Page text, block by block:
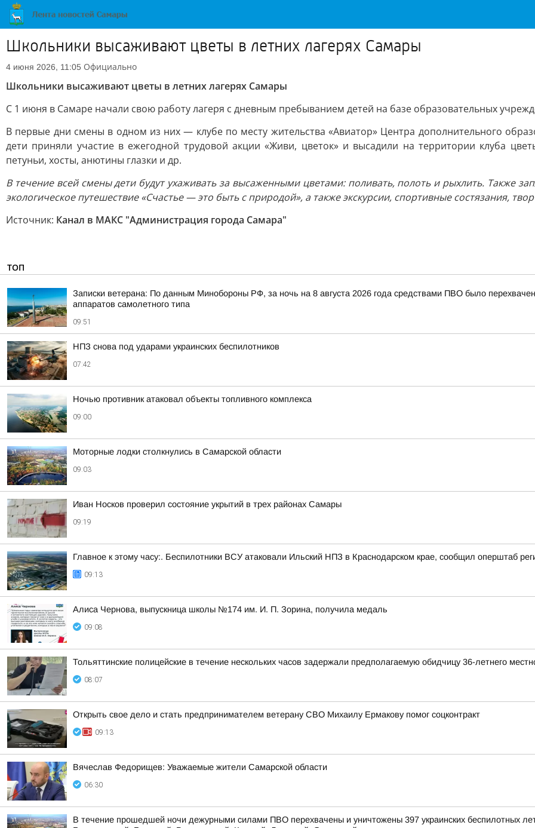
Школьники высаживают цветы в летних лагерях Самары
4 июня 2026, 11:05 Официально
Школьники высаживают цветы в летних лагерях Самары
С 1 июня в Самаре начали свою работу лагеря с дневным пребыванием детей на базе образовательных
В первые дни смены в одном из них — клубе по месту жительства «Авиатор» Центра дополнительного
дети приняли участие в ежегодной трудовой акции «Живи, цветок» и высадили на территории клуба
петуньи, хосты, анютины глазки и др.
В течение всей смены дети будут ухаживать за высаженными цветами: поливать, полоть и рыхлить. Также
экологическое путешествие «Счастье — это быть с природой», а также экскурсии, спортивные состязания,
Источник: Канал в МАКС "Администрация города Самара"
ТОП
Записки ветерана: По данным Минобороны РФ, за ночь на 8 августа 2026 года средствами ПВО было
аппаратов самолетного типа
09:51
НПЗ снова под ударами украинских беспилотников
07:42
Ночью противник атаковал объекты топливного комплекса
09:00
Моторные лодки столкнулись в Самарской области
09:03
Иван Носков проверил состояние укрытий в трех районах Самары
09:19
Главное к этому часу:. Беспилотники ВСУ атаковали Ильский НПЗ в Краснодарском крае, сообщил оперштаб
09:13
Алиса Чернова, выпускница школы №174 им. И. П. Зорина, получила медаль
09:08
Тольяттинские полицейские в течение нескольких часов задержали предполагаемую обидчицу 36-летнего
08:07
Открыть свое дело и стать предпринимателем ветерану СВО Михаилу Ермакову помог соцконтракт
09:13
Вячеслав Федорищев: Уважаемые жители Самарской области
06:30
В течение прошедшей ночи дежурными силами ПВО перехвачены и уничтожены 397 украинских беспилотных